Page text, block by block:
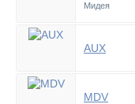
Мидея
AUX
MDV